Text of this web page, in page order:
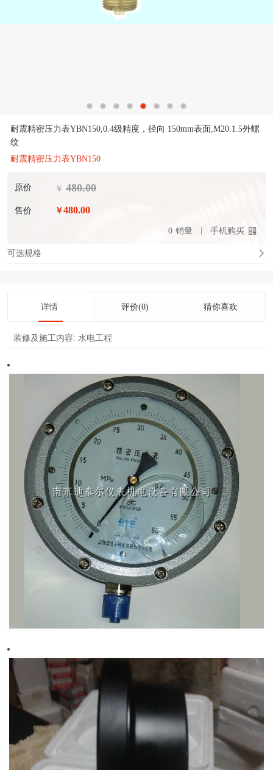
耐震精密压力表YBN150,0.4级精度，径向 150mm表面,M20.1.5外螺
纹
耐震精密压力表YBN150
原价 ￥ 480.00
售价 ￥480.00
0 销量 手机购买
可选规格
详情 评价(0) 猜你喜欢
装修及施工内容: 水电工程